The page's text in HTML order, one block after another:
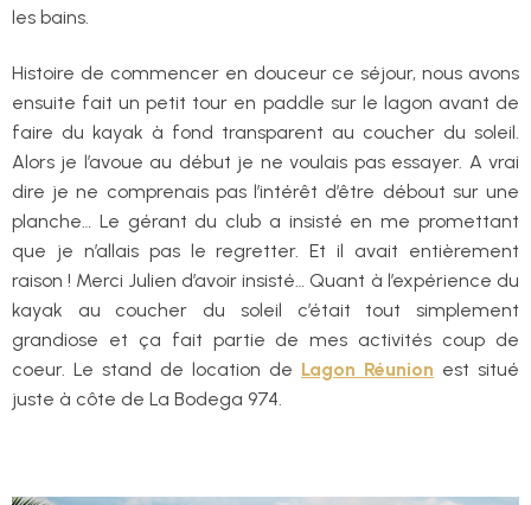
les bains.
Histoire de commencer en douceur ce séjour, nous avons
ensuite fait un petit tour en paddle sur le lagon avant de
faire du kayak à fond transparent au coucher du soleil.
Alors je l’avoue au début je ne voulais pas essayer. A vrai
dire je ne comprenais pas l’intérêt d’être débout sur une
planche… Le gérant du club a insisté en me promettant
que je n’allais pas le regretter. Et il avait entièrement
raison ! Merci Julien d’avoir insisté… Quant à l’expérience du
kayak au coucher du soleil c’était tout simplement
grandiose et ça fait partie de mes activités coup de
coeur. Le stand de location de Lagon Réunion est situé
juste à côte de La Bodega 974.